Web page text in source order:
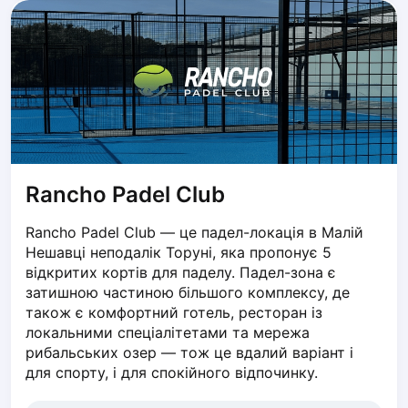
Dabrowa Gornicza
Elblag
Elk
Gdansk
Gdynia
Grudziądz
Kalisz
Katowice Area
Kościerzyna
Krakow
Legionowo
Lodz
Lublin
Nowy Sącz
Olsztyn
Rancho Padel Club
Rancho Padel Club — це падел-локація в Малій
Нешавці неподалік Торуні, яка пропонує 5
відкритих кортів для паделу. Падел-зона є
затишною частиною більшого комплексу, де
також є комфортний готель, ресторан із
локальними спеціалітетами та мережа
рибальських озер — тож це вдалий варіант і
для спорту, і для спокійного відпочинку.